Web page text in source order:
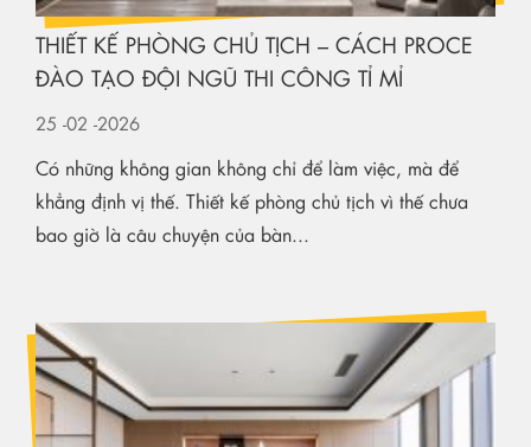
THIẾT KẾ PHÒNG CHỦ TỊCH – CÁCH PROCE
ĐÀO TẠO ĐỘI NGŨ THI CÔNG TỈ MỈ
25 -02 -2026
Có những không gian không chỉ để làm việc, mà để
khẳng định vị thế. Thiết kế phòng chủ tịch vì thế chưa
bao giờ là câu chuyện của bàn...